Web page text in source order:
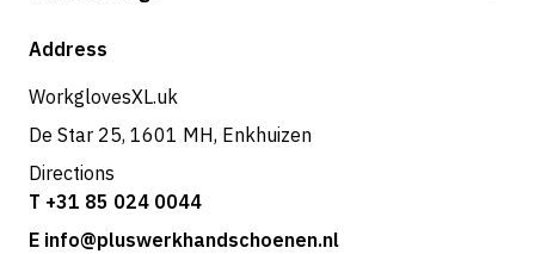
Returns & service
Shop
Address
WorkglovesXL.uk
De Star 25, 1601 MH, Enkhuizen
Directions
T +31 85 024 0044
E info@pluswerkhandschoenen.nl